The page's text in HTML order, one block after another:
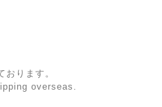
おります。
overseas.